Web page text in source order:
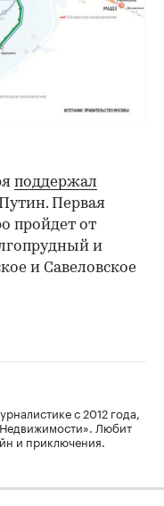
поддержал
Первая
пройдет от
и
и Савеловское
с 2012 года,
Любит
и приключения.